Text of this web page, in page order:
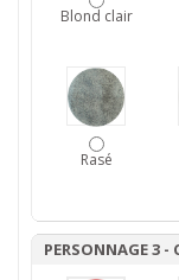
Blond clair
Rasé
PERSONNAGE 3 -